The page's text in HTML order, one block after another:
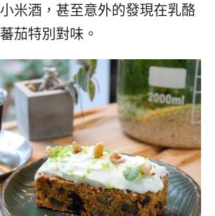
米酒，甚至意外的發現在乳酪
茄特別對味。